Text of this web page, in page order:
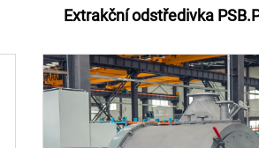
Extrakční odstředivka